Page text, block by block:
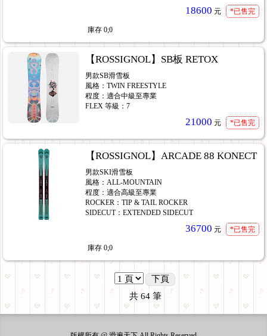
18600 元 *已售完
庫存 0;0
【ROSSIGNOL】SB板 RETOX
男款SB滑雪板
風格：TWIN FREESTYLE
程度：適合中級至專業
FLEX 等級：7
21000 元 *已售完
【ROSSIGNOL】ARCADE 88 KONECT
男款SKI滑雪板
風格：ALL-MOUNTAIN
程度：適合高級至專業
ROCKER：TIP & TAIL ROCKER
SIDECUT：EXTENDED SIDECUT
36700 元 *已售完
庫存 0;0
下頁
共 64 筆